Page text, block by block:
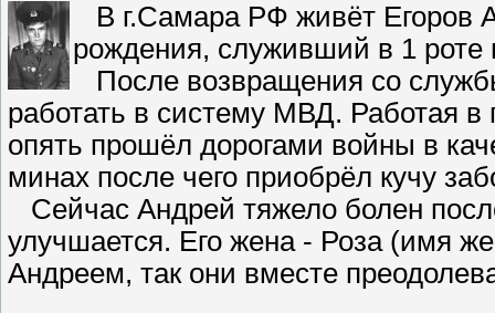
В г.Самара РФ живёт Егоров
рождения, служивший в 1 роте
После возвращения со
работать в систему МВД. Работая в
опять прошёл дорогами войны в
минах после чего приобрёл кучу
Сейчас Андрей тяжело болен
улучшается. Его жена - Роза (имя
Андреем, так они вместе